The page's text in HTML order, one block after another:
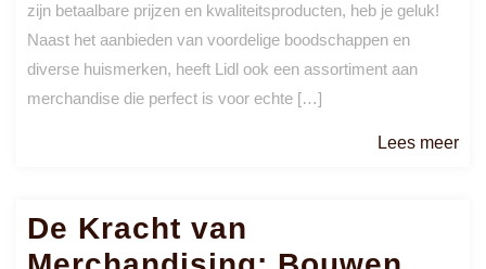
zijn betaalbare prijzen en kwaliteitsproducten, heb je geluk!
Naast het aanbieden van voordelige boodschappen en
diverse huismerken, heeft Lidl ook een assortiment aan
merchandise die perfect is voor echte […]
Lees meer
De Kracht van